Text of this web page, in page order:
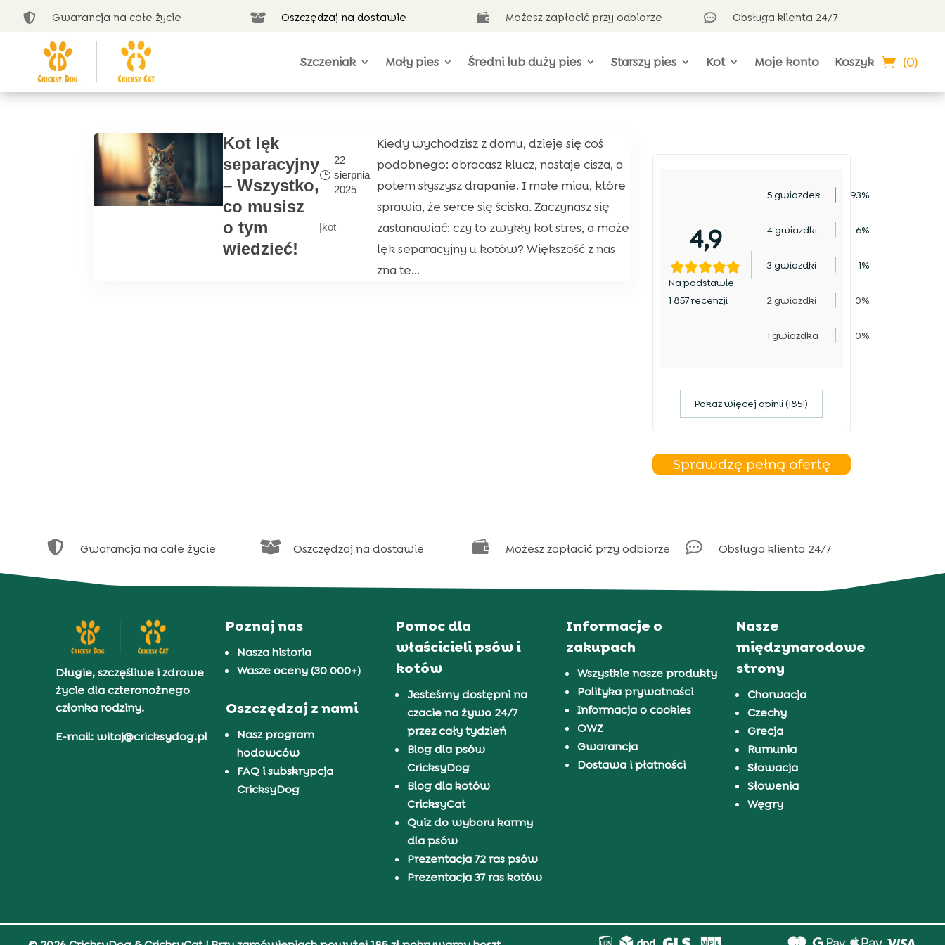
 Gwarancja na całe życie  Oszczędzaj na dostawie  Możesz zapłacić przy odbiorze  Obsługa klienta 24/7
Szczeniak Mały pies Średni lub duży pies Starszy pies Kot Moje konto Koszyk (0)
Kot lęk
separacyjny
– Wszystko,
co musisz
o tym
wiedzieć!
22
sierpnia
2025
|kot
Kiedy wychodzisz z domu, dzieje się coś
podobnego: obracasz klucz, nastaje cisza, a
potem słyszysz drapanie. I małe miau, które
sprawia, że serce się ściska. Zaczynasz się
zastanawiać: czy to zwykły kot stres, a może
lęk separacyjny u kotów? Większość z nas
zna te...
4,9
Na podstawie
1 857 recenzji
5 gwiazdek 93%
4 gwiazdki 6%
3 gwiazdki 1%
2 gwiazdki 0%
1 gwiazdka 0%
Pokaz więcej opinii (1851)
Sprawdzę pełną ofertę
 Gwarancja na całe życie  Oszczędzaj na dostawie  Możesz zapłacić przy odbiorze  Obsługa klienta 24/7
Długie, szczęśliwe i zdrowe
życie dla czteronożnego
członka rodziny.
E-mail: witaj@cricksydog.pl
Poznaj nas
Nasza historia
Wasze oceny (30 000+)
Oszczędzaj z nami
Nasz program
hodowców
FAQ i subskrypcja
CricksyDog
Pomoc dla
właścicieli psów i
kotów
Jesteśmy dostępni na
czacie na żywo 24/7
przez cały tydzień
Blog dla psów
CricksyDog
Blog dla kotów
CricksyCat
Quiz do wyboru karmy
dla psów
Prezentacja 72 ras psów
Prezentacja 37 ras kotów
Informacje o
zakupach
Wszystkie nasze produkty
Polityka prywatności
Informacja o cookies
OWZ
Gwarancja
Dostawa i płatności
Nasze
międzynarodowe
strony
Chorwacja
Czechy
Grecja
Rumunia
Słowacja
Słowenia
Węgry